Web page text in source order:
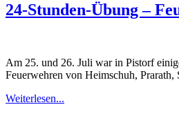
24-Stunden-Übung –
Am 25. und 26. Juli war in Pistorf
Feuerwehren von Heimschuh,
Weiterlesen...